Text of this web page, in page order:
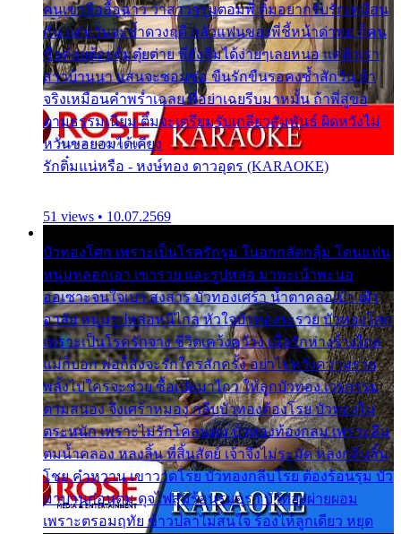
คนเขาลืออื้อฉาว ว่าสาวๆรุมตอมพี่ ติ๋มอยากรับรักเหมือน
กัน แต่หวั่นจะช้ำดวงฤดี กลัวแฟนของพี่ชี้หน้าด่าทอ ก็คน
ชื่อต๋อยต้อยตุ้มตุ๋ยต่าย พี่ยังลืมได้ง่ายๆเลยหนอ แค่ตัวเรา
สาวบ้านนา แสนจะซอมซ่อ ขืนรักขืนรอคงช้ำสักวัน ถ้า
จริงเหมือนคำพร่ำเฉลย พี่อย่าเฉยรีบมาหมั้น ถ้าพี่สู่ขอ
ตามธรรมเนียม ติ๋มจะเตรียมรับเกลียวสัมพันธ์ ผิดหวังไม่
หวั่นขอยอมได้เคียง
รักติ๋มแน่หรือ - หงษ์ทอง ดาวอุดร (KARAOKE)
51 views • 10.07.2569
บัวทองโศก เพราะเป็นโรครักรุม ในอกกลัดกลุ้ม โดนแฟน
หนุ่มหลอกเอา เขารวย และรูปหล่อ มาพะเน้าพะนอ
ออเซาะจนใจเบา สงสาร บัวทองเศร้า น้ำตาคลอเบ้า เฝ้า
อาลัย หนุ่มรูปหล่อหนีไกล หัวใจบัวทองระรวย บัวทองโศก
เพราะเป็นโรครักจาง ชีวิตเคว้งคว้าง เมื่อรักห่างร้างไกล
แม่ก็บอก พ่อก็สั่งจะรักใครสักครั้ง อย่าไปหวังความรวย
พลั้งไปใครจะช่วย ซื้อเปลมาไกว ให้ลูกบัวทอง เวรกรรม
ตามสนอง จึงเศร้าหมอง กลีบบัวทองต้องโรย บัวทองไม่
ตระหนัก เพราะไม่รักโคลนตม บัวทองท้องกลม เพราะลืม
ตมน้ำคลอง หลงลิ้น ที่สิ้นสัตย์ เจ้าจึงไม่ระมัด หลงกลิ่นลิ้น
โชย คำหวาน เขาวาดโรย บัวทองกลีบโรย ต้องร้อนรุม บัว
มาบานก่อนตูม ดุจไฟสุมร้อนรุมอุรา บัวทองผ่ายผอม
เพราะตรอมฤทัย ข้าวปลาไม่สนใจ ร้องไห้ลูกเดียว หยุด